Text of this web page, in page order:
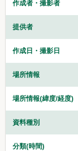
作成者・撮影者
提供者
作成日・撮影日
場所情報
場所情報(緯度/経度)
資料種別
分類(時間)